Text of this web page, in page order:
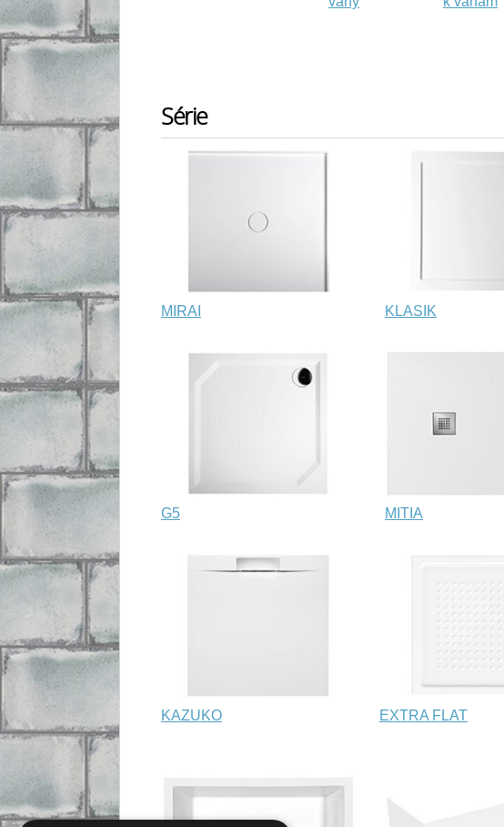
Série
MIRAI KLASIK
G5 MITIA
KAZUKO EXTRA FLAT